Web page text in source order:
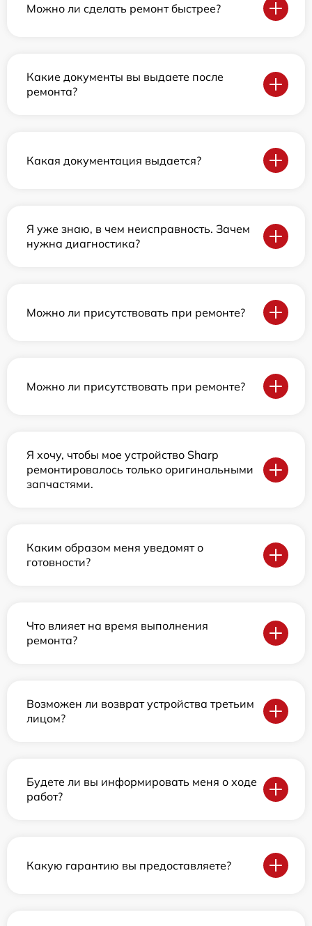
Можно ли сделать ремонт быстрее?
Какие документы вы выдаете после
ремонта?
Какая документация выдается?
Я уже знаю, в чем неисправность. Зачем
нужна диагностика?
Можно ли присутствовать при ремонте?
Можно ли присутствовать при ремонте?
Я хочу, чтобы мое устройство Sharp
ремонтировалось только оригинальными
запчастями.
Каким образом меня уведомят о
готовности?
Что влияет на время выполнения
ремонта?
Возможен ли возврат устройства третьим
лицом?
Будете ли вы информировать меня о ходе
работ?
Какую гарантию вы предоставляете?